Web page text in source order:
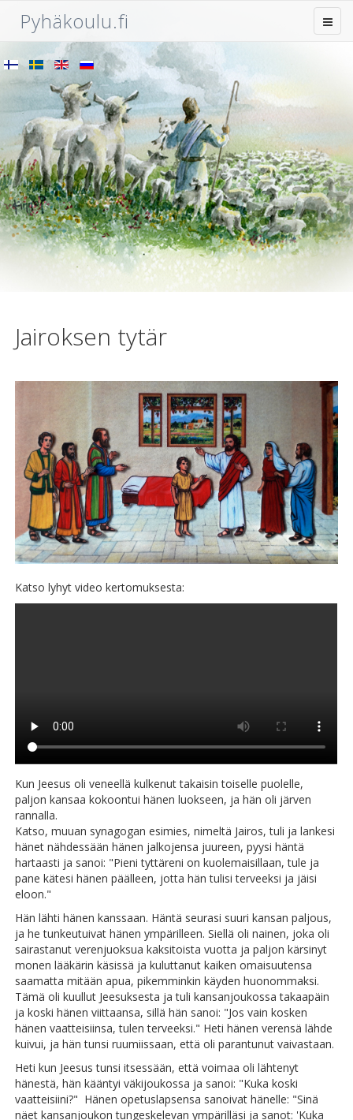
Pyhäkoulu.fi
Jairoksen tytär
Katso lyhyt video kertomuksesta:
Kun Jeesus oli veneellä kulkenut takaisin toiselle puolelle,
paljon kansaa kokoontui hänen luokseen, ja hän oli järven
rannalla.
Katso, muuan synagogan esimies, nimeltä Jairos, tuli ja lankesi
hänet nähdessään hänen jalkojensa juureen, pyysi häntä
hartaasti ja sanoi: "Pieni tyttäreni on kuolemaisillaan, tule ja
pane kätesi hänen päälleen, jotta hän tulisi terveeksi ja jäisi
eloon."
Hän lähti hänen kanssaan. Häntä seurasi suuri kansan paljous,
ja he tunkeutuivat hänen ympärilleen. Siellä oli nainen, joka oli
sairastanut verenjuoksua kaksitoista vuotta ja paljon kärsinyt
monen lääkärin käsissä ja kuluttanut kaiken omaisuutensa
saamatta mitään apua, pikemminkin käyden huonommaksi.
Tämä oli kuullut Jeesuksesta ja tuli kansanjoukossa takaapäin
ja koski hänen viittaansa, sillä hän sanoi: "Jos vain kosken
hänen vaatteisiinsa, tulen terveeksi." Heti hänen verensä lähde
kuivui, ja hän tunsi ruumiissaan, että oli parantunut vaivastaan.
Heti kun Jeesus tunsi itsessään, että voimaa oli lähtenyt
hänestä, hän kääntyi väkijoukossa ja sanoi: "Kuka koski
vaatteisiini?" Hänen opetuslapsensa sanoivat hänelle: "Sinä
näet kansanjoukon tungeskelevan ympärilläsi ja sanot: 'Kuka